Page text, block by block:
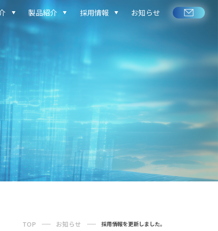
製品紹介 採用情報 お知らせ
TOP お知らせ 採用情報を更新しました。